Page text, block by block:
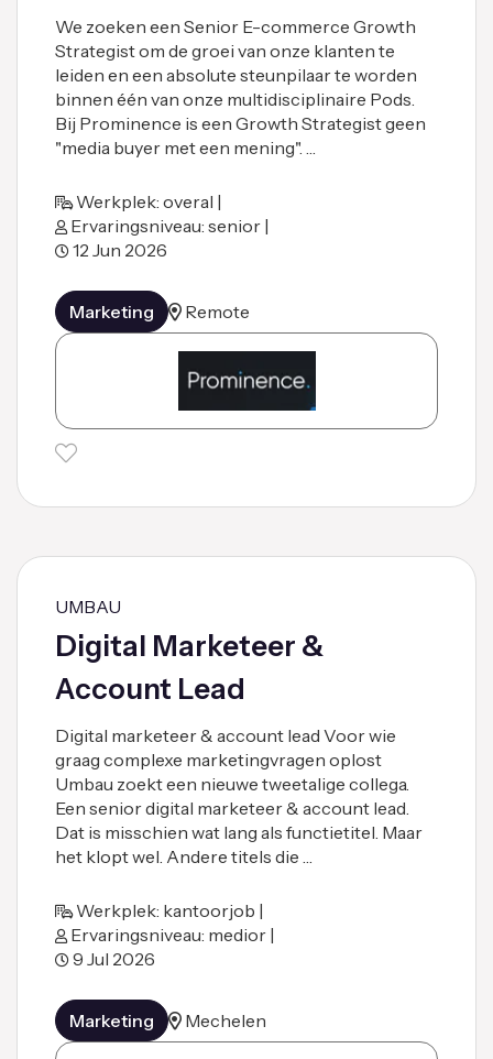
We zoeken een Senior E-commerce Growth
Strategist om de groei van onze klanten te
leiden en een absolute steunpilaar te worden
binnen één van onze multidisciplinaire Pods.
Bij Prominence is een Growth Strategist geen
"media buyer met een mening". …
Werkplek: overal |
Ervaringsniveau: senior |
12 Jun 2026
Marketing Remote
UMBAU
Digital Marketeer &
Account Lead
Digital marketeer & account lead Voor wie
graag complexe marketingvragen oplost
Umbau zoekt een nieuwe tweetalige collega.
Een senior digital marketeer & account lead.
Dat is misschien wat lang als functietitel. Maar
het klopt wel. Andere titels die …
Werkplek: kantoorjob |
Ervaringsniveau: medior |
9 Jul 2026
Marketing Mechelen